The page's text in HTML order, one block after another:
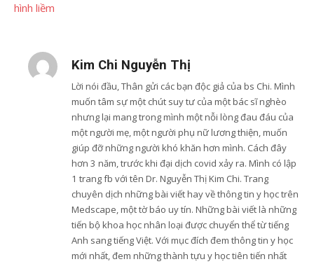
hình liềm
Kim Chi Nguyễn Thị
Lời nói đầu, Thân gửi các bạn độc giả của bs Chi. Mình
muốn tâm sự một chút suy tư của một bác sĩ nghèo
nhưng lại mang trong mình một nỗi lòng đau đáu của
một người mẹ, một người phụ nữ lương thiện, muốn
giúp đỡ những người khó khăn hơn mình. Cách đây
hơn 3 năm, trước khi đại dịch covid xảy ra. Mình có lập
1 trang fb với tên Dr. Nguyễn Thị Kim Chi. Trang
chuyên dịch những bài viết hay về thông tin y học trên
Medscape, một tờ báo uy tín. Những bài viết là những
tiến bộ khoa học nhân loại được chuyển thể từ tiếng
Anh sang tiếng Việt. Với mục đích đem thông tin y học
mới nhất, đem những thành tựu y học tiên tiến nhất